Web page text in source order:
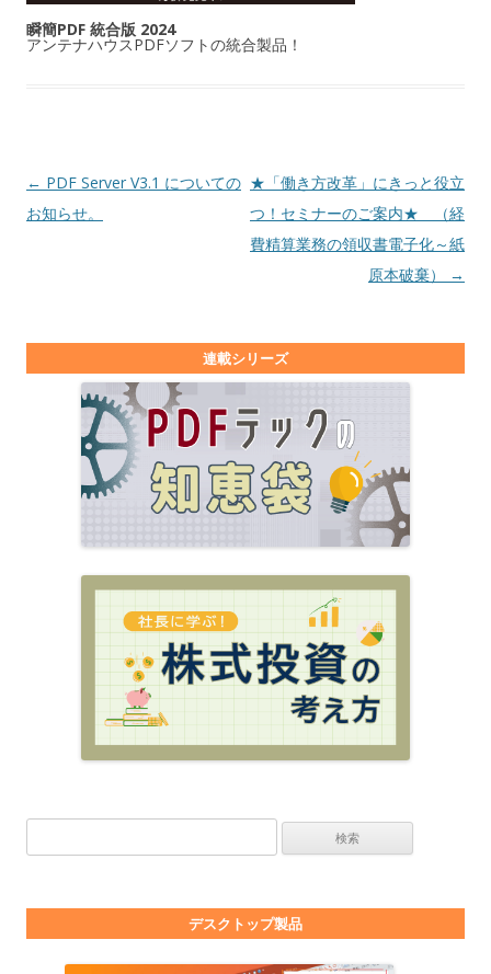
瞬簡PDF 統合版 2024
アンテナハウスPDFソフトの統合製品！
投稿ナビゲーション
← PDF Server V3.1 についての
お知らせ。
★「働き方改革」にきっと役立
つ！セミナーのご案内★ （経
費精算業務の領収書電子化～紙
原本破棄）
→
連載シリーズ
デスクトップ製品